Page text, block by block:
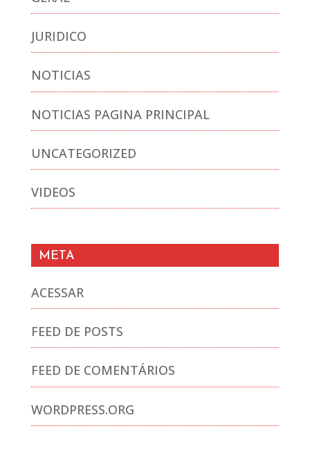
JURIDICO
NOTICIAS
NOTICIAS PAGINA PRINCIPAL
UNCATEGORIZED
VIDEOS
META
ACESSAR
FEED DE POSTS
FEED DE COMENTÁRIOS
WORDPRESS.ORG